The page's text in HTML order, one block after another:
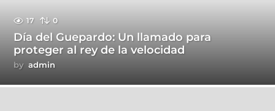
17 0
Día del Guepardo: Un llamado para
proteger al rey de la velocidad
by admin